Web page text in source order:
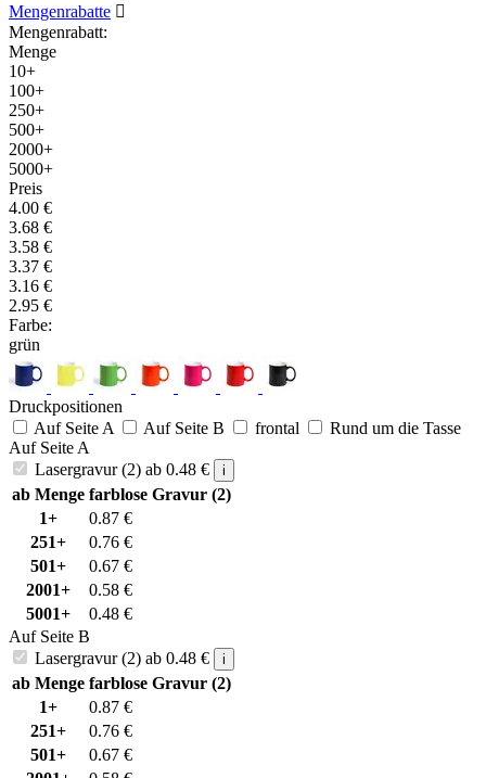
Mengenrabatte 
Mengenrabatt:
Menge
10+
100+
250+
500+
2000+
5000+
Preis
4.00 €
3.68 €
3.58 €
3.37 €
3.16 €
2.95 €
Farbe:
grün
Druckpositionen
Auf Seite A
Auf Seite B frontal
Rund um die Tasse
Auf Seite A
Lasergravur (2) ab 0.48 € i
ab Menge farblose Gravur (2)
1+
0.87 €
251+
0.76 €
501+
0.67 €
2001+
0.58 €
5001+
0.48 €
Auf Seite B
Lasergravur (2) ab 0.48 € i
ab Menge farblose Gravur (2)
1+
0.87 €
251+
0.76 €
501+
0.67 €